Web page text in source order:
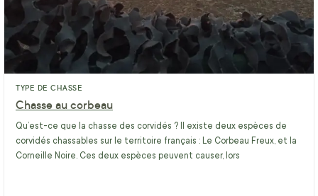
TYPE DE CHASSE
Chasse au corbeau
Qu’est-ce que la chasse des corvidés ? Il existe deux espèces de
corvidés chassables sur le territoire français : Le Corbeau Freux, et la
Corneille Noire. Ces deux espèces peuvent causer, lors